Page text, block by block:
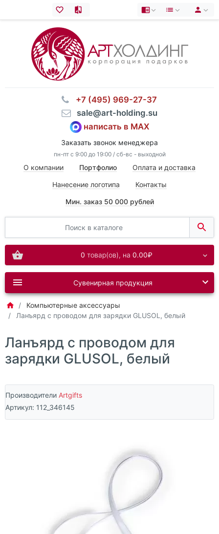
⠀+7 (495) 969-27-37
⠀sale@art-holding.su
написать в MAX
Заказать звонок менеджера
пн-пт с 9:00 до 19:00 / сб-вс - выходной
О компании Портфолио Оплата и доставка
Нанесение логотипа Контакты
Мин. заказ 50 000 рублей
0 товар(ов), на 0.00₽
Сувенирная продукция
Компьютерные аксессуары
Ланъярд с проводом для зарядки GLUSOL, белый
Ланъярд с проводом для
зарядки GLUSOL, белый
Производители Artgifts
Артикул: 112_346145